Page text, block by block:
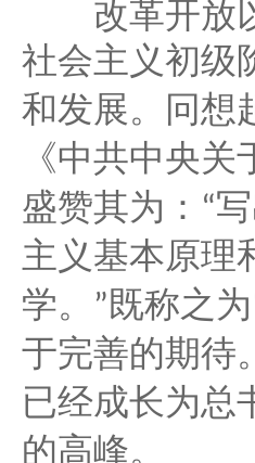
改革开放以
社会主义初级
和发展。冋想
《中共中央关
盛赞其为： “
主义基本原理
学。
”既称之为
于完善的期待
已经成长为总
的高峰。